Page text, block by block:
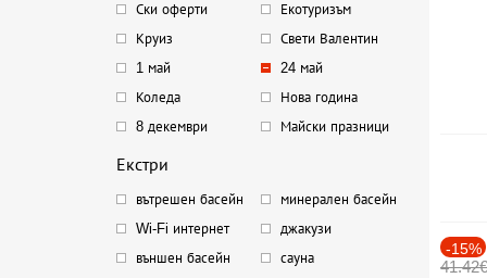
Ски оферти
Екотуризъм
Круиз
Свети Валентин
1 май
24 май
Коледа
Нова година
8 декември
Майски празници
Екстри
вътрешен басейн
минерален басейн
Wi-Fi интернет
джакузи
външен басейн
сауна
-15%
41.42€